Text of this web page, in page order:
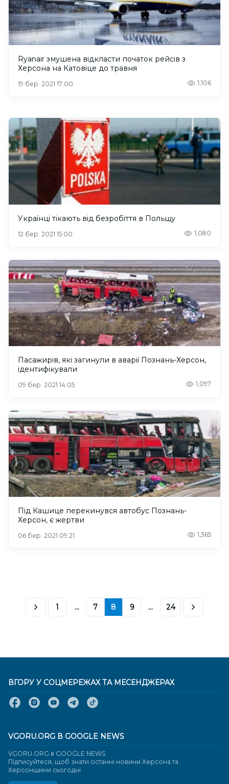
Ryanair змушена відкласти початок рейсів з
Херсона на Катовіце до травня
19 бер. 2021 17:00 1,106
Українці тікають від безробіття в Польщу
12 бер. 2021 15:00 1,080
Пасажирів, які загинули в аварії Познань-Херсон,
ідентифікували
09 бер. 2021 14:05 1,097
Під Кашице перекинувся автобус Познань-
Херсон, є жертви
06 бер. 2021 09:21 1,365
1 ... 7 8 9 ... 24
ВГОРУ У СОЦМЕРЕЖАХ ТА МЕСЕНДЖЕРАХ
VGORU.ORG В GOOGLE NEWS
VGORU.ORG в GOOGLE NEWS
Підписуйтеся, щоб знати останні новини Херсона та
Херсонщини сьогодні